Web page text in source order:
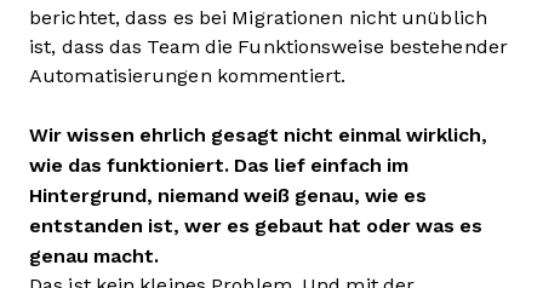
berichtet, dass es bei Migrationen nicht unüblich
ist, dass das Team die Funktionsweise bestehender
Automatisierungen kommentiert.
Wir wissen ehrlich gesagt nicht einmal wirklich,
wie das funktioniert. Das lief einfach im
Hintergrund, niemand weiß genau, wie es
entstanden ist, wer es gebaut hat oder was es
genau macht.